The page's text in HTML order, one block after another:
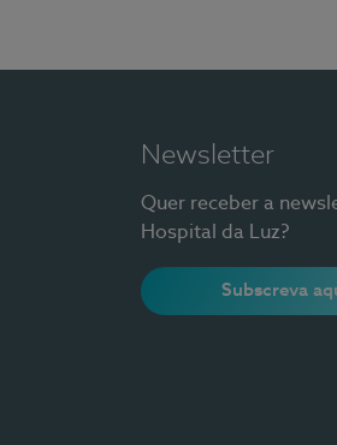
Newsletter
Quer receber a
Hospital da Luz?
Subscreva